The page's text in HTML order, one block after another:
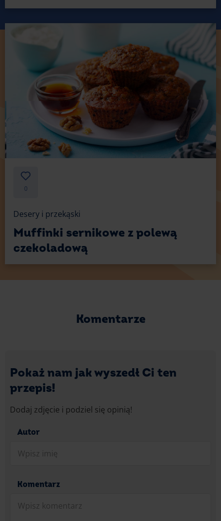
0
Desery i przekąski
Muffinki sernikowe z polewą
czekoladową
Komentarze
Pokaż nam jak wyszedł Ci ten
przepis!
Dodaj zdjęcie i podziel się opinią!
Autor
Komentarz